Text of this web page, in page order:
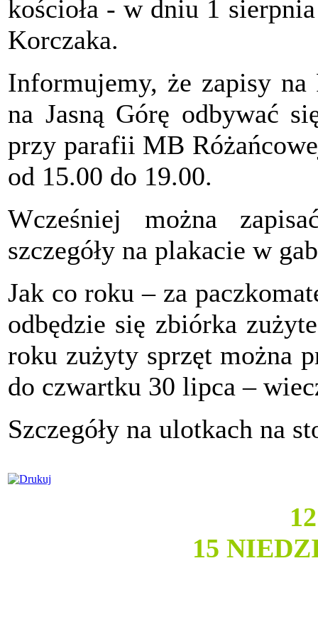
kościoła - w dniu 1
Korczaka.
Informujemy, że zapisy na
na Jasną Górę odbywać
przy parafii MB
od 15.00 do 19.00.
Wcześniej można
szczegóły na plakacie w
Jak co roku – za
odbędzie się zbiórka
roku zużyty sprzęt można
do czwartku 30 lipca –
Szczegóły na ulotkach na
15